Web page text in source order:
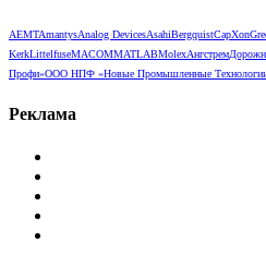
AEMTAmantysAnalog DevicesAsahiBergquistCapXon
KerkLittelfuseMACOMMATLABMolexАнгстрем
Профи»ООО НПФ «Новые Промышленные
Реклама